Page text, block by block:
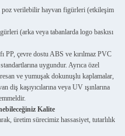
verilebilir hayvan figürleri (etkileşim
(arka veya tabanlarda logo baskısı
PP, çevre dostu ABS ve kırılmaz PVC
uygundur. Ayrıca özel
ve yumuşak dokunuşlu kaplamalar,
diş kaşıyıcılarına veya UV ışınlarına
Kalite
üretim sürecimiz hassasiyet, tutarlılık